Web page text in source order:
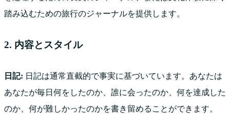
踏み込むための旅行のジャーナルを提供します。
2. 内容とスタイル
日記: 日記は通常直截的で事実に基づいています。あなたは
あなたが毎日何をしたのか、誰に会ったのか、何を達成した
のか、何が難しかったのかを書き留めることができます。